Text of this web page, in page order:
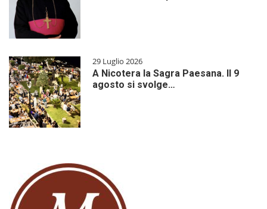
29 Luglio 2026
A Nicotera la Sagra Paesana. Il 9
agosto si svolge…